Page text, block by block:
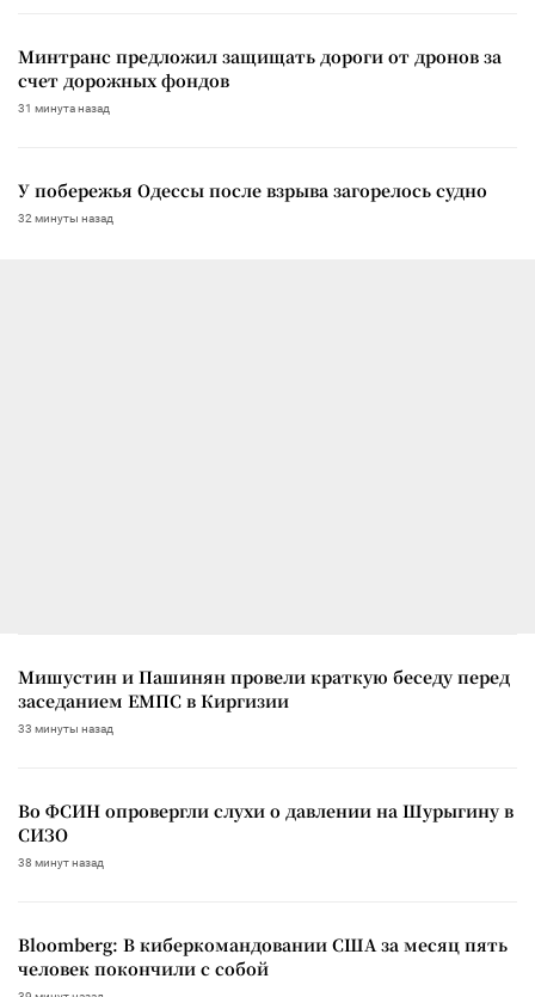
Минтранс предложил защищать дороги от дронов за
счет дорожных фондов
31 минута назад
У побережья Одессы после взрыва загорелось судно
32 минуты назад
Мишустин и Пашинян провели краткую беседу перед
заседанием ЕМПС в Киргизии
33 минуты назад
Во ФСИН опровергли слухи о давлении на Шурыгину в
СИЗО
38 минут назад
Bloomberg: В киберкомандовании США за месяц пять
человек покончили с собой